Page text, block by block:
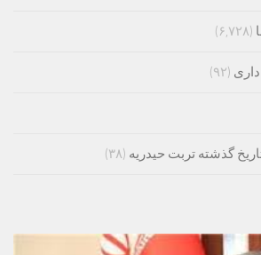
(۶,۷۲۸)
(۹۲)
گذشته تربت حیدریه (۳۸)